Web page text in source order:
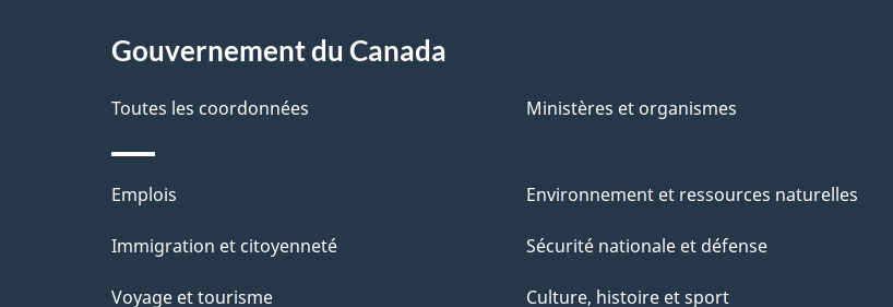
e
Gouvernement du Canada
Toutes les coordonnées Ministères et organismes
Thèmes
et
Emplois
Immigration et citoyenneté
Voyage et tourisme
Environnement et ressources naturelles
Sécurité nationale et défense
Culture, histoire et sport